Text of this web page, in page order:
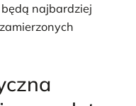
najbardziej